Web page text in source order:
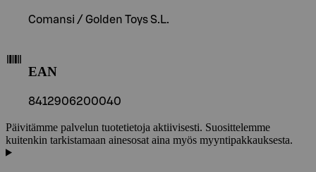
Comansi / Golden Toys S.L.
EAN
8412906200040
Päivitämme palvelun tuotetietoja aktiivisesti. Suosittelemme
kuitenkin tarkistamaan ainesosat aina myös myyntipakkauksesta.